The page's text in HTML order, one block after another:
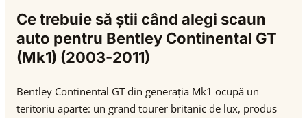
Ce trebuie să știi când alegi scaun
auto pentru Bentley Continental GT
(Mk1) (2003-2011)
Bentley Continental GT din generația Mk1 ocupă un
teritoriu aparte: un grand tourer britanic de lux, produs